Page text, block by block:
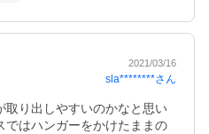
2021/03/16
sla********さん
取り出しやすいのかなと思い
ではハンガーをかけたままの